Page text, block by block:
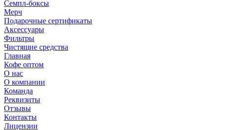
Семпл-боксы
Мерч
Подарочные сертификаты
Аксессуары
Фильтры
Чистящие средства
Главная
Кофе оптом
О нас
О компании
Команда
Реквизиты
Отзывы
Контакты
Лицензии